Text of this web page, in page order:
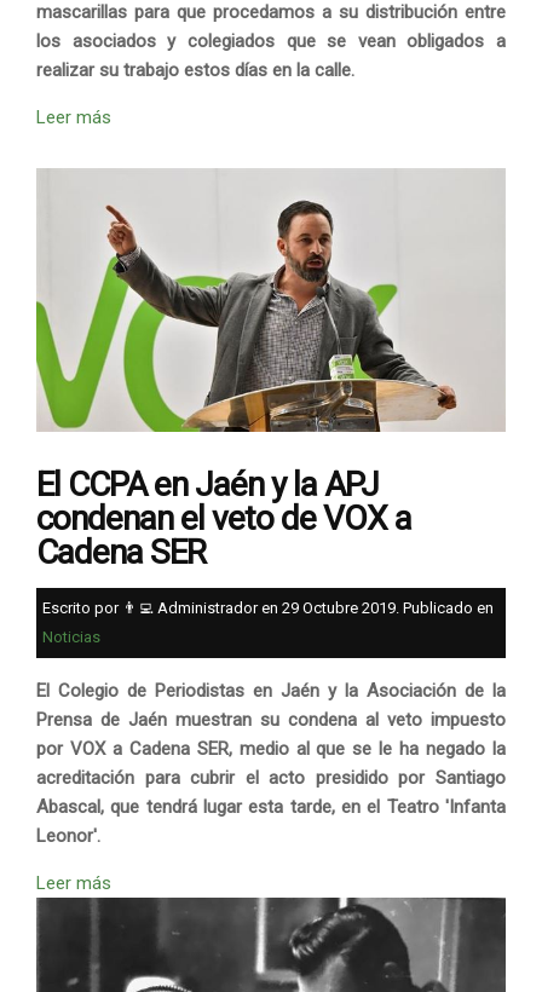
mascarillas para que procedamos a su distribución entre
los asociados y colegiados que se vean obligados a
realizar su trabajo estos días en la calle.
Leer más
El CCPA en Jaén y la APJ
condenan el veto de VOX a
Cadena SER
Escrito por 👨‍💻 Administrador en 29 Octubre 2019 . Publicado en
Noticias
El Colegio de Periodistas en Jaén y la Asociación de la
Prensa de Jaén muestran su condena al veto impuesto
por VOX a Cadena SER, medio al que se le ha negado la
acreditación para cubrir el acto presidido por Santiago
Abascal, que tendrá lugar esta tarde, en el Teatro 'Infanta
Leonor'.
Leer más